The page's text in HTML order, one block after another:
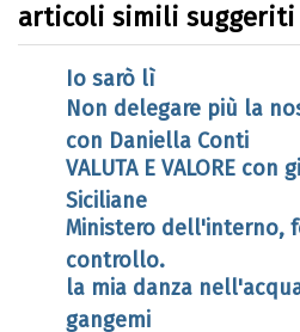
articoli simili suggeriti
Io sarò lì
Non delegare più la
con Daniella Conti
VALUTA E VALORE
Siciliane
Ministero dell'interno,
controllo.
la mia danza
gangemi